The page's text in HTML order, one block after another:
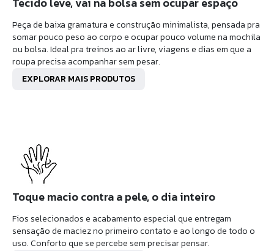
Peça de baixa gramatura e construção minimalista, pensada pra
somar pouco peso ao corpo e ocupar pouco volume na mochila
ou bolsa. Ideal pra treinos ao ar livre, viagens e dias em que a
roupa precisa acompanhar sem pesar.
EXPLORAR MAIS PRODUTOS
Toque macio contra a pele, o dia inteiro
Fios selecionados e acabamento especial que entregam
sensação de maciez no primeiro contato e ao longo de todo o
uso. Conforto que se percebe sem precisar pensar.